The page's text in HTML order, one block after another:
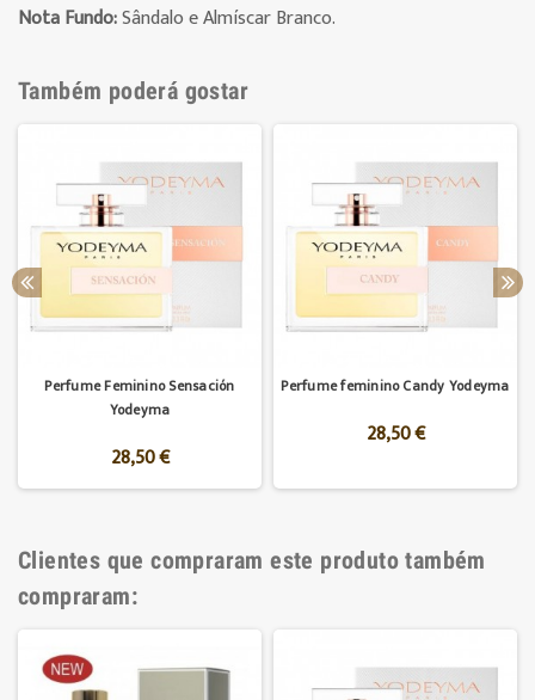
Nota Fundo:Sândalo e Almíscar Branco.
Também poderá gostar
Perfume Feminino Sensación
Yodeyma
28,50 €
Perfume feminino Candy Yodeyma
28,50 €
Clientes que compraram este produto também
compraram: